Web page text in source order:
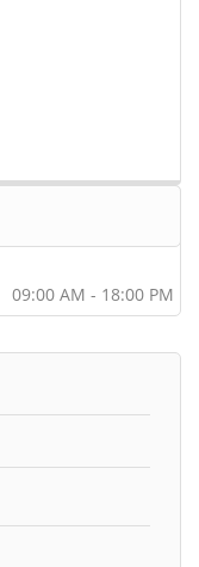
09:00 AM - 18:00 PM